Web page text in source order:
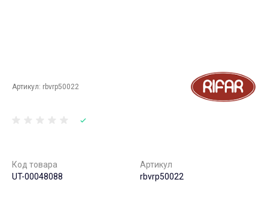
Артикул: rbvrp50022
Код товара
UT-00048088
Артикул
rbvrp50022